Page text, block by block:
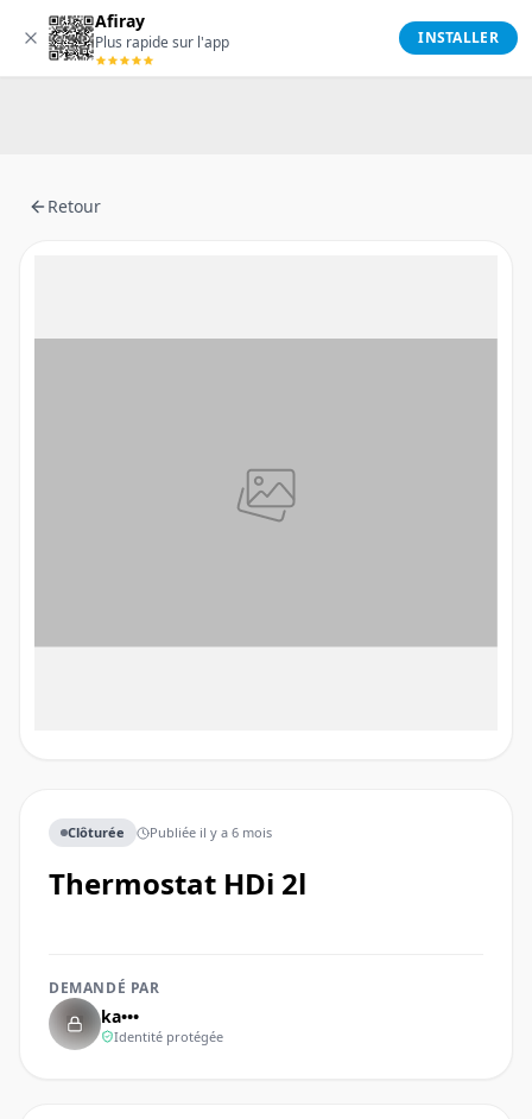
Afiray
Plus rapide sur l'app INSTALLER
Afiray
Retour
Clôturée Publiée il y a 6 mois
thermostat HDi 2l
DEMANDÉ PAR
ka•••
Identité protégée